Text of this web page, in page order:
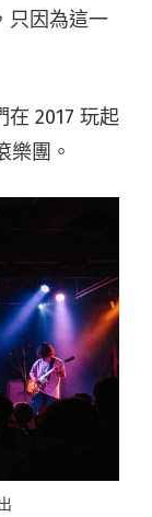
只因為這一
在 2017 玩起
樂團。